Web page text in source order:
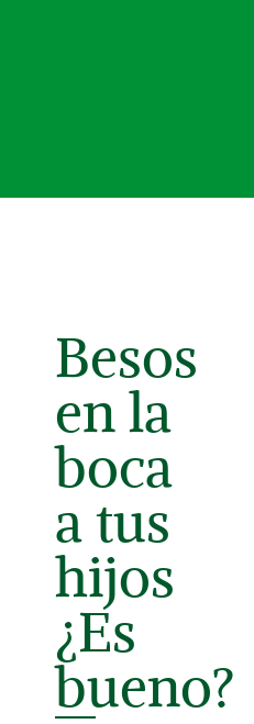
Besos
en la
boca
a tus
hijos
¿Es
bueno?